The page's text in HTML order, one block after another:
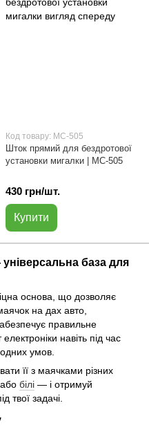
Код товару: МС-505
Шток прямий для бездротової
установки мигалки | МС-505
430 грн/шт.
Купити
база для
основа, що дозволяє
на дах авто,
правильне
навіть під час
умов.
її з маячками різних
або білі — і отримуй
твої задачі.